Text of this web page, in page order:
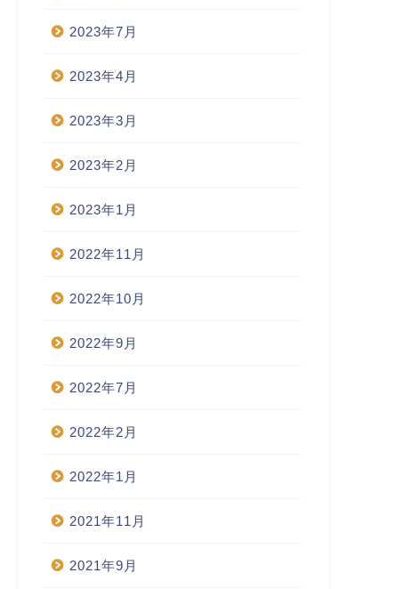
2023年7月
2023年4月
2023年3月
2023年2月
2023年1月
2022年11月
2022年10月
2022年9月
2022年7月
2022年2月
2022年1月
2021年11月
2021年9月